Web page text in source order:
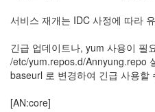
서비스 재개는 IDC 사정에 따라
긴급 업데이트나, yum 사용이 필
/etc/yum.repos.d/Annyung.repo
baseurl 로 변경하여 긴급 사용할
[AN:core]
57
23
Tip
&
18